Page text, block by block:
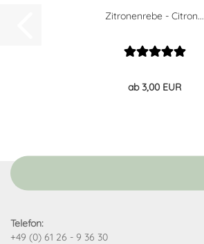
Zitronenrebe - Citron...
ab 3,00 EUR
Telefon:
+49 (0) 61 26 - 9 36 30